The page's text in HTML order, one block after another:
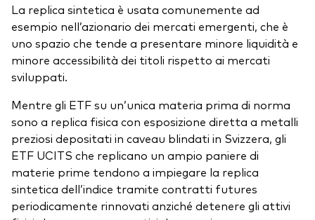
La replica sintetica è usata comunemente ad
esempio nell’azionario dei mercati emergenti, che è
uno spazio che tende a presentare minore liquidità e
minore accessibilità dei titoli rispetto ai mercati
sviluppati.
Mentre gli ETF su un’unica materia prima di norma
sono a replica fisica con esposizione diretta a metalli
preziosi depositati in caveau blindati in Svizzera, gli
ETF UCITS che replicano un ampio paniere di
materie prime tendono a impiegare la replica
sintetica dell’indice tramite contratti futures
periodicamente rinnovati anziché detenere gli attivi